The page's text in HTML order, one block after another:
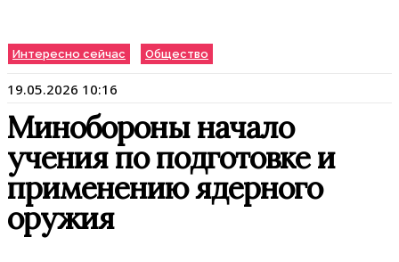
Интересно сейчас Общество
19.05.2026 10:16
Минобороны начало
учения по подготовке и
применению ядерного
оружия